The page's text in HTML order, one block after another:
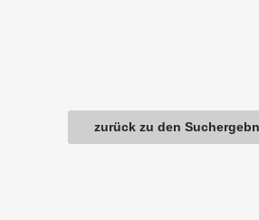
zurück zu den